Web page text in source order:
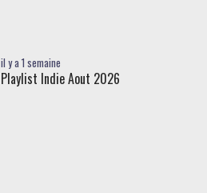
il y a 1 semaine
Playlist Indie Aout 2026